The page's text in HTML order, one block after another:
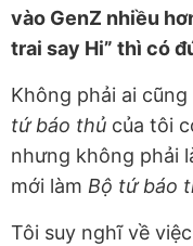
vào GenZ nhiều
trai say Hi” thì có
Không phải ai
tứ báo thủ của tôi
nhưng không phải
mới làm Bộ tứ báo
Tôi suy nghĩ về